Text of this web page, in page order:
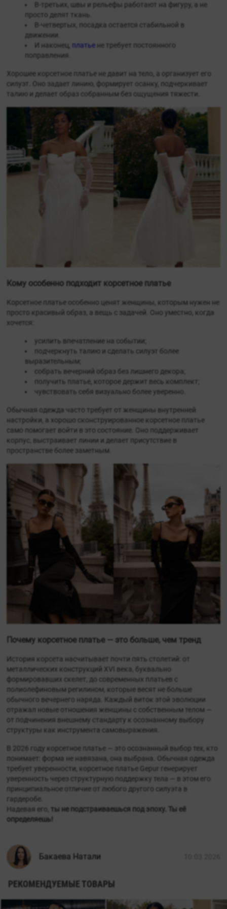
В-третьих, швы и рельефы работают на фигуру, а не
просто делят ткань.
В-четвертых, посадка остается стабильной в
движении.
И наконец, платье не требует постоянного
поправления.
Хорошее корсетное платье не давит на тело, а организует его
силуэт. Оно задает линию, формирует осанку, подчеркивает
талию и делает образ собранным без ощущения тяжести.
Кому особенно подходит корсетное платье
Корсетное платье особенно ценят женщины, которым нужен не
просто красивый образ, а вещь с задачей. Оно уместно, когда
хочется:
усилить впечатление на событии;
подчеркнуть талию и сделать силуэт более
выразительным;
собрать вечерний образ без лишнего декора;
получить платье, которое держит весь комплект;
чувствовать себя визуально более уверенно.
Обычная одежда часто требует от женщины внутренней
настройки, а хорошо сконструированное корсетное платье
само помогает войти в это состояние. Оно поддерживает
корпус, выстраивает линии и делает присутствие в
пространстве более заметным.
Почему корсетное платье — это больше, чем тренд
История корсета насчитывает почти пять столетий: от
металлических конструкций XVI века, буквально
формировавших скелет, до современных платьев с
полиолефиновым регилином, которые весят не больше
обычного вечернего наряда. Каждый виток этой эволюции
отражал новые отношения женщины с собственным телом —
от подчинения внешнему стандарту к осознанному выбору
структуры как инструмента самовыражения.
В 2026 году корсетное платье — это осознанный выбор тех, кто
понимает: форма не навязана, она выбрана. Обычная одежда
требует уверенности, корсетное платье Gepur генерирует
уверенность через структурную поддержку тела — в этом его
принципиальное отличие от любого другого силуэта в
гардеробе.
Надевая его, ты не подстраиваешься под эпоху. Ты её
определяешь!
Бакаева Натали
РЕКОМЕНДУЕМЫЕ ТОВАРЫ